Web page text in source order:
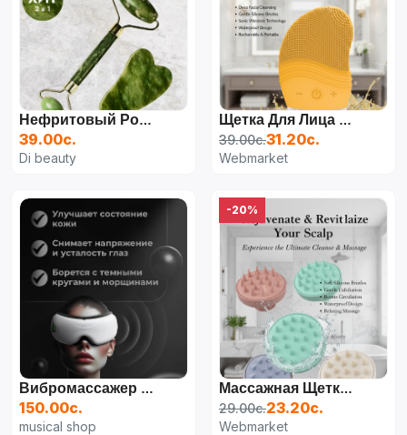
Нефритовый Роликовый Массажер Для Лица И Тела, Скребок Гуаша Из Камня
39.00с.
Di beauty
Щетка Для Лица POLO SMART Для Массажа
39.00с.31.20с.
Webmarket
Вибромассажер Для Лица И Глаз Беспроводной
150.00с.
musical shop
-20%
Массажная Щетка Для Волос
29.00с.23.20с.
Webmarket